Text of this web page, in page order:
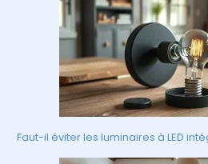
Faut-il éviter les luminaires à LED